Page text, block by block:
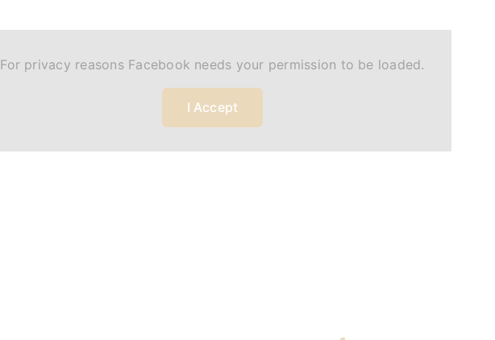
For privacy reasons Facebook needs your permission to be loaded.
I Accept